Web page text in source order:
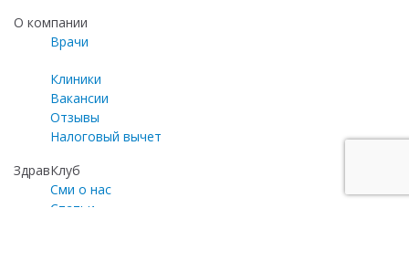
О компании
Врачи
Клиники
Вакансии
Отзывы
Налоговый вычет
ЗдравКлуб
Сми о нас
Статьи